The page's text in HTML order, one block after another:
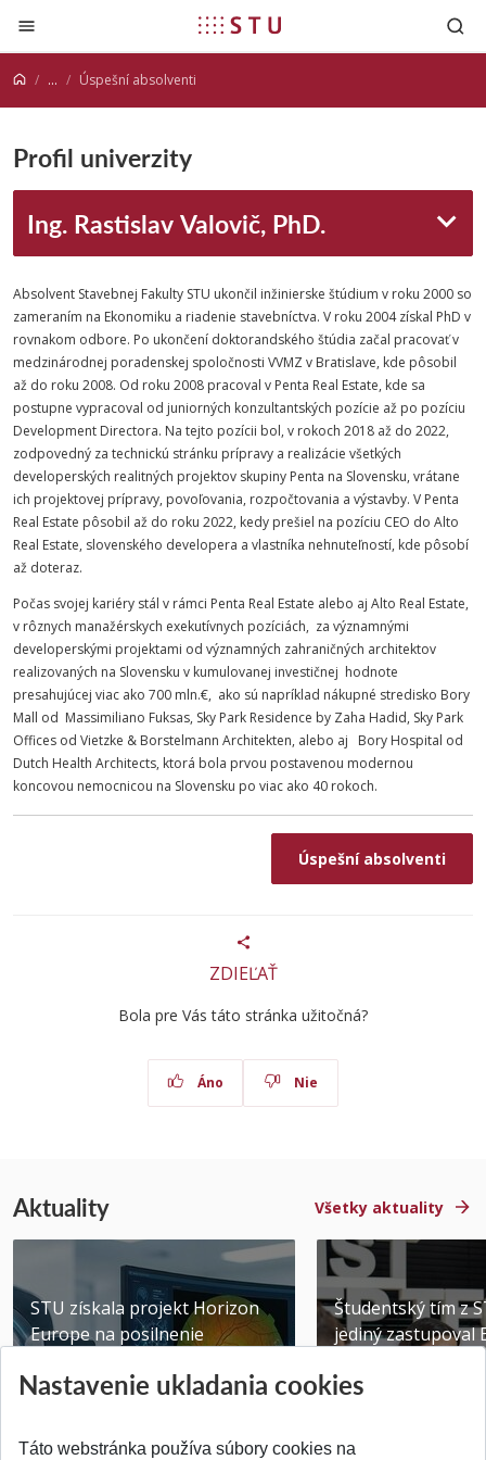
Prejsť na obsah
... Úspešní absolventi
Profil univerzity
Ing. Rastislav Valovič, PhD.
Absolvent Stavebnej Fakulty STU ukončil inžinierske štúdium v roku 2000 so
zameraním na Ekonomiku a riadenie stavebníctva. V roku 2004 získal PhD v
rovnakom odbore. Po ukončení doktorandského štúdia začal pracovať v
medzinárodnej poradenskej spoločnosti VVMZ v Bratislave, kde pôsobil
až do roku 2008. Od roku 2008 pracoval v Penta Real Estate, kde sa
postupne vypracoval od juniorných konzultantských pozície až po pozíciu
Development Directora. Na tejto pozícii bol, v rokoch 2018 až do 2022,
zodpovedný za technickú stránku prípravy a realizácie všetkých
developerských realitných projektov skupiny Penta na Slovensku, vrátane
ich projektovej prípravy, povoľovania, rozpočtovania a výstavby. V Penta
Real Estate pôsobil až do roku 2022, kedy prešiel na pozíciu CEO do Alto
Real Estate, slovenského developera a vlastníka nehnuteľností, kde pôsobí
až doteraz.
Počas svojej kariéry stál v rámci Penta Real Estate alebo aj Alto Real Estate,
v rôznych manažérskych exekutívnych pozíciách, za významnými
developerskými projektami od významných zahraničných architektov
realizovaných na Slovensku v kumulovanej investičnej hodnote
presahujúcej viac ako 700 mln.€, ako sú napríklad nákupné stredisko Bory
Mall od Massimiliano Fuksas, Sky Park Residence by Zaha Hadid, Sky Park
Offices od Vietzke & Borstelmann Architekten, alebo aj Bory Hospital od
Dutch Health Architects, ktorá bola prvou postavenou modernou
koncovou nemocnicou na Slovensku po viac ako 40 rokoch.
Úspešní absolventi
ZDIEĽAŤ
Bola pre Vás táto stránka užitočná?
Áno Nie
Aktuality Všetky aktuality
STU získala projekt Horizon
Europe na posilnenie
Publikované 31.07.2026
Študentský tím z
jediný zastupoval
Publikované
Nastavenie ukladania cookies
Táto webstránka používa súbory cookies na